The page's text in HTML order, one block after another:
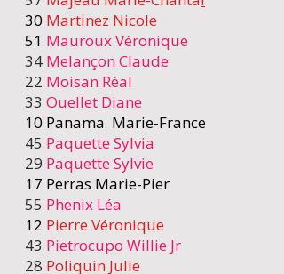
30 Martinez Nicole
51 Mauroux Véronique
34 Melançon Claude
22 Moisan Réal
33 Ouellet Diane
10 Panama Marie-France
45 Paquette Sylvia
29 Paquette Sylvie
17 Perras Marie-Pier
55 Phenix Léa
​ 12 Pierre Véronique
43 Pietrocupo Willie Jr
28 Poliquin Julie